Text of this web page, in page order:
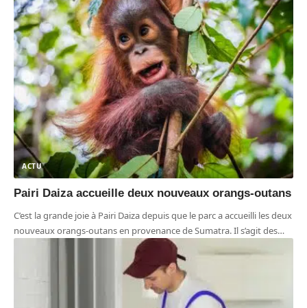
ACTU
Pairi Daiza accueille deux nouveaux orangs-outans
C’est la grande joie à Pairi Daiza depuis que le parc a accueilli les deux
nouveaux orangs-outans en provenance de Sumatra. Il s’agit des…